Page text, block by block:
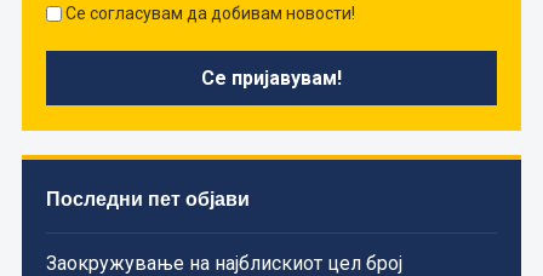
Се согласувам да добивам новости!
Последни пет објави
Заокружување на најблискиот цел број